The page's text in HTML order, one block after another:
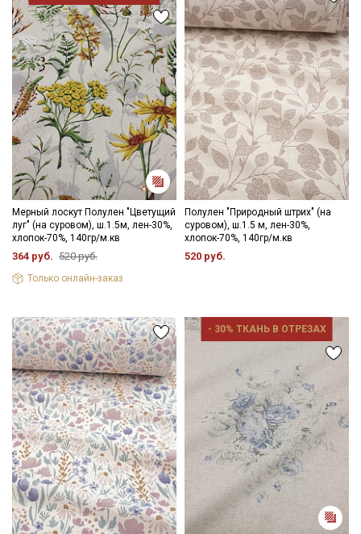
Мерный лоскут Полулен "Цветущий
луг" (на суровом), ш.1.5м, лен-30%,
хлопок-70%, 140гр/м.кв
364 руб. 520 руб.
Только онлайн-заказ
Полулен "Природный штрих" (на
суровом), ш.1.5 м, лен-30%,
хлопок-70%, 140гр/м.кв
520 руб.
- 30% ТКАНЬ В ОТРЕЗАХ